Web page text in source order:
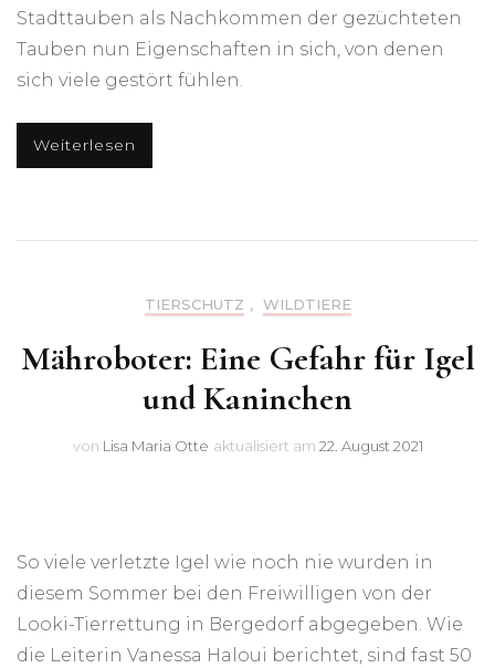
Stadttauben als Nachkommen der gezüchteten
Tauben nun Eigenschaften in sich, von denen
sich viele gestört fühlen.
Weiterlesen
TIERSCHUTZ , WILDTIERE
Mähroboter: Eine Gefahr für Igel
und Kaninchen
von Lisa Maria Otte aktualisiert am 22. August 2021
So viele verletzte Igel wie noch nie wurden in
diesem Sommer bei den Freiwilligen von der
Looki-Tierrettung in Bergedorf abgegeben. Wie
die Leiterin Vanessa Haloui berichtet, sind fast 50